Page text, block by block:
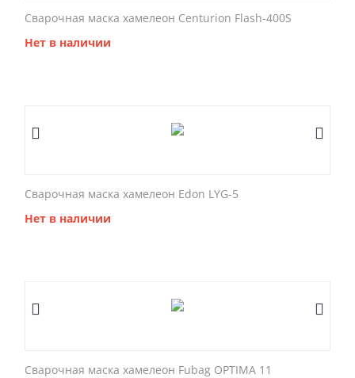
Сварочная маска хамелеон Centurion Flash-400S
Нет в наличии
Сварочная маска хамелеон Edon LYG-5
Нет в наличии
Сварочная маска хамелеон Fubag OPTIMA 11